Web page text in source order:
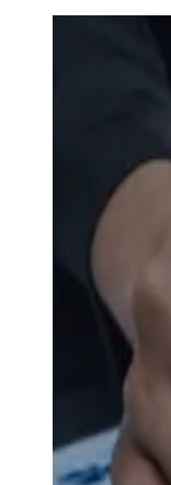
NamoradosJardim São
Publicidade
Hub de Negócios
Guia Comercial
Agenda de
Vagas de
Concursos
Panorama Econômico
Panorama
Para Sua Empresa
Anuncie no